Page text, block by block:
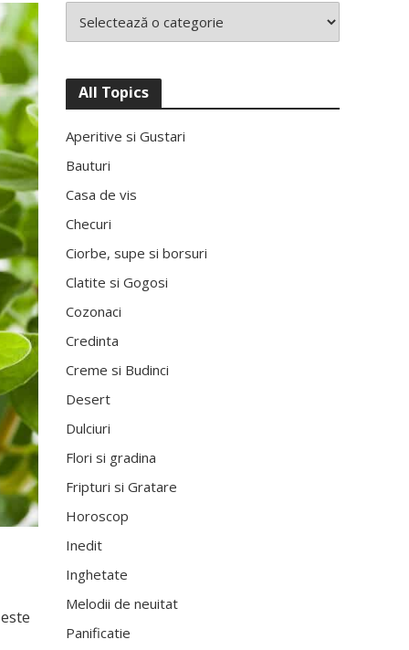
All Topics
Aperitive si Gustari
Bauturi
Casa de vis
Checuri
Ciorbe, supe si borsuri
Clatite si Gogosi
Cozonaci
Credinta
Creme si Budinci
Desert
Dulciuri
Flori si gradina
Fripturi si Gratare
Horoscop
Inedit
Inghetate
Melodii de neuitat
Panificatie